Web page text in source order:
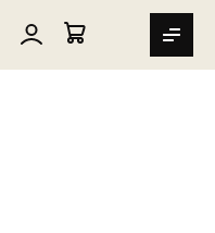
SEARCH
MIN VARUKORG